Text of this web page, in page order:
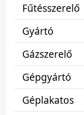
Fűtésszerelő
Gyártó
Gázszerelő
Gépgyártó
Géplakatos